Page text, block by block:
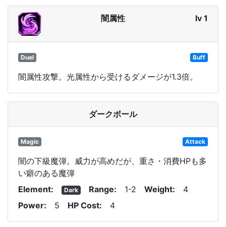
闇属性 lv 1
Duel Buff
闇属性攻撃。光属性から受けるダメージが1.3倍。
ダークボール
Magic Attack
闇の下級魔弾。威力が高めだが、重さ・消費HPも多
い癖のある魔弾
Element
Dark Range 1-2 Weight
4
Power
5 HP Cost 4